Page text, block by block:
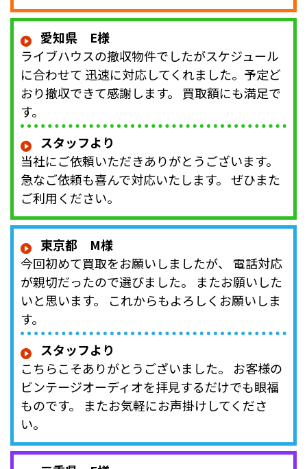
愛知県 E様
ライブハウスの撤収物件でしたがスケジュール
に合わせて 迅速に対応してくれました。予定ど
おり撤収できて感謝します。 買取額にも満足で
す。
スタッフより
当社にご依頼いただきありがとうございます。
急なご依頼も喜んで対応いたします。 ぜひまた
ご利用ください。
東京都 M様
今回初めて買取をお願いしましたが、 電話対応
が親切だったので選びました。 またお願いした
いと思います。 これからもよろしくお願いしま
す。
スタッフより
こちらこそありがとうございました。 お客様の
ビンテージオーディオを拝見するだけでも眼福
ものです。 またお気軽にお声掛けしてくださ
い。